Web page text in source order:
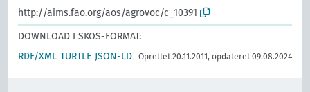
http://aims.fao.org/aos/agrovoc/c_10391
DOWNLOAD I SKOS-FORMAT:
RDF/XML TURTLE JSON-LD Oprettet 20.11.2011, opdateret 09.08.2024